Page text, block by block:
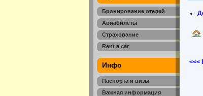
Бронирование отелей
Авиабилеты
Страхование
Rent a car
Инфо
Паспорта и визы
Важная информация
<<<